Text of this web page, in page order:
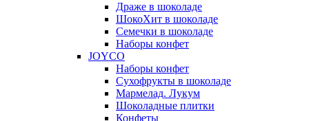
Драже в шоколаде
ШокоХит в шоколаде
Семечки в шоколаде
Наборы конфет
JOYCO
Наборы конфет
Сухофрукты в шоколаде
Мармелад. Лукум
Шоколадные плитки
Конфеты